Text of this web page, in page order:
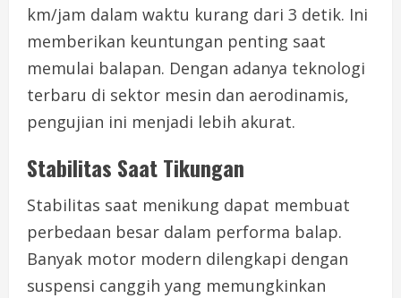
km/jam dalam waktu kurang dari 3 detik. Ini
memberikan keuntungan penting saat
memulai balapan. Dengan adanya teknologi
terbaru di sektor mesin dan aerodinamis,
pengujian ini menjadi lebih akurat.
Stabilitas Saat Tikungan
Stabilitas saat menikung dapat membuat
perbedaan besar dalam performa balap.
Banyak motor modern dilengkapi dengan
suspensi canggih yang memungkinkan